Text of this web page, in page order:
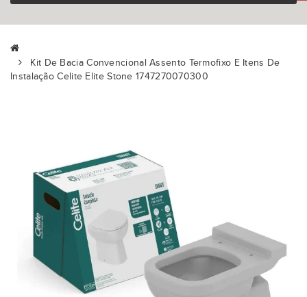
Kit De Bacia Convencional Assento Termofixo E Itens De
Instalação Celite Elite Stone 1747270070300